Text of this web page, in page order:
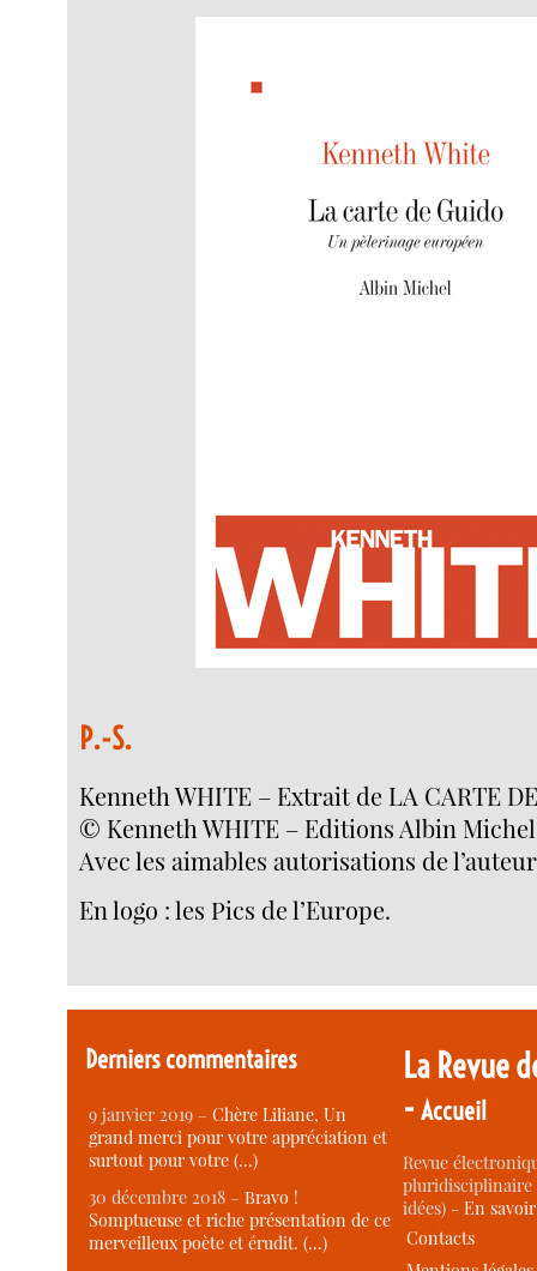
P.-S.
Kenneth WHITE – Extrait de LA CARTE
© Kenneth WHITE – Editions Albin
Avec les aimables autorisations de
En logo : les Pics de l’Europe.
Derniers commentaires
9 janvier 2019 –Chère Liliane, Un
grand merci pour votre appréciation et
surtout pour votre (…)
30 décembre 2018 –Bravo !
Somptueuse et riche présentation de ce
merveilleux poète et érudit. (…)
La Revue
-Accueil
Revue
idées) -En
Contacts